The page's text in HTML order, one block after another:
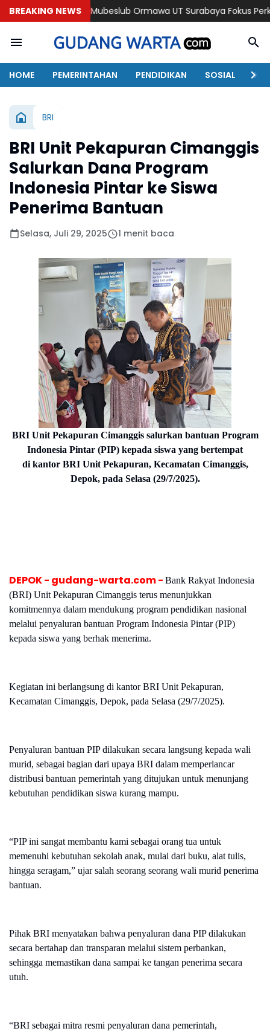
BREAKING NEWS
Mubeslub Ormawa UT Surabaya Fokus Perkuat Regulasi
HOME PEMERINTAHAN PENDIDIKAN SOSIAL
BRI
BRI Unit Pekapuran Cimanggis
Salurkan Dana Program
Indonesia Pintar ke Siswa
Penerima Bantuan
Selasa, Juli 29, 2025 1 menit baca
BRI Unit Pekapuran Cimanggis salurkan bantuan Program
Indonesia Pintar (PIP) kepada siswa yang bertempat
di kantor BRI Unit Pekapuran, Kecamatan Cimanggis,
Depok, pada Selasa (29/7/2025).
DEPOK - gudang-warta.com - Bank Rakyat Indonesia
(BRI) Unit Pekapuran Cimanggis terus menunjukkan
komitmennya dalam mendukung program pendidikan nasional
melalui penyaluran bantuan Program Indonesia Pintar (PIP)
kepada siswa yang berhak menerima.
Kegiatan ini berlangsung di kantor BRI Unit Pekapuran,
Kecamatan Cimanggis, Depok, pada Selasa (29/7/2025).
Penyaluran bantuan PIP dilakukan secara langsung kepada wali
murid, sebagai bagian dari upaya BRI dalam memperlancar
distribusi bantuan pemerintah yang ditujukan untuk menunjang
kebutuhan pendidikan siswa kurang mampu.
“PIP ini sangat membantu kami sebagai orang tua untuk
memenuhi kebutuhan sekolah anak, mulai dari buku, alat tulis,
hingga seragam,” ujar salah seorang seorang wali murid penerima
bantuan.
Pihak BRI menyatakan bahwa penyaluran dana PIP dilakukan
secara bertahap dan transparan melalui sistem perbankan,
sehingga memastikan dana sampai ke tangan penerima secara
utuh.
“BRI sebagai mitra resmi penyaluran dana pemerintah,